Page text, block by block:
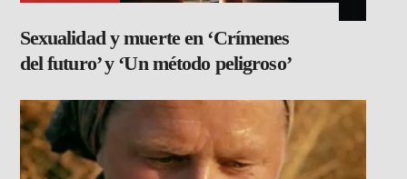
Sexualidad y muerte en ‘Crímenes
del futuro’ y ‘Un método peligroso’